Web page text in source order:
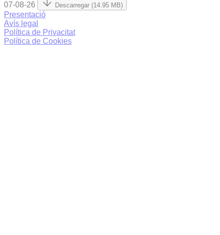
07-08-26 Descarregar (14.95 MB)
Presentació
Avís legal
Política de Privacitat
Política de Cookies